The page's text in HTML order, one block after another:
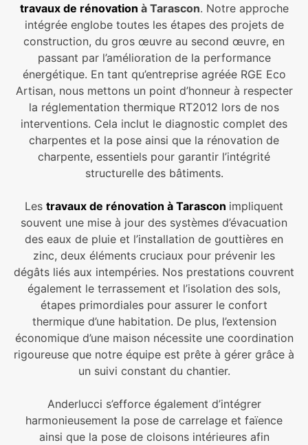
travaux de rénovation à Tarascon. Notre approche
intégrée englobe toutes les étapes des projets de
construction, du gros œuvre au second œuvre, en
passant par l’amélioration de la performance
énergétique. En tant qu’entreprise agréée RGE Eco
Artisan, nous mettons un point d’honneur à respecter
la réglementation thermique RT2012 lors de nos
interventions. Cela inclut le diagnostic complet des
charpentes et la pose ainsi que la rénovation de
charpente, essentiels pour garantir l’intégrité
structurelle des bâtiments.
Les travaux de rénovation à Tarascon impliquent
souvent une mise à jour des systèmes d’évacuation
des eaux de pluie et l’installation de gouttières en
zinc, deux éléments cruciaux pour prévenir les
dégâts liés aux intempéries. Nos prestations couvrent
également le terrassement et l’isolation des sols,
étapes primordiales pour assurer le confort
thermique d’une habitation. De plus, l’extension
économique d’une maison nécessite une coordination
rigoureuse que notre équipe est prête à gérer grâce à
un suivi constant du chantier.
Anderlucci s’efforce également d’intégrer
harmonieusement la pose de carrelage et faïence
ainsi que la pose de cloisons intérieures afin